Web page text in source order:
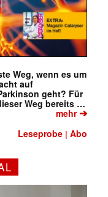
Weg, wenn es um
auf
geht? Für
Weg bereits …
mehr➔
Leseprobe |Abo